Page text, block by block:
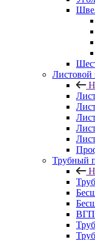
Листовой
Трубный
ВГП